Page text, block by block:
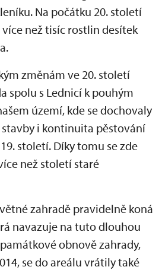
Na počátku 20. století
než tisíc rostlin desítek
změnám ve 20. století
spolu s Lednicí k pouhým
území, kde se dochovaly
i kontinuita pěstování
století. Díky tomu se zde
než století staré
zahradě pravidelně koná
navazuje na tuto dlouhou
obnově zahrady,
se do areálu vrátily také